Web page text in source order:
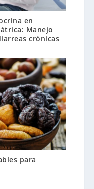
en
Manejo
crónicas
para